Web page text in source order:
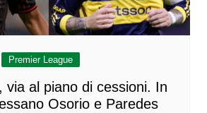
Premier League
via al piano di cessioni. In
Osorio e Paredes